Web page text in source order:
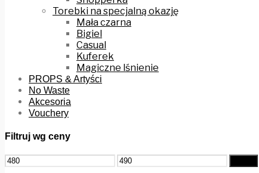
Torebki na specjalną okazję
Mała czarna
Bigiel
Casual
Kuferek
Magiczne lśnienie
PROPS & Artyści
No Waste
Akcesoria
Vouchery
Filtruj wg ceny
Cena
min
Cena
max